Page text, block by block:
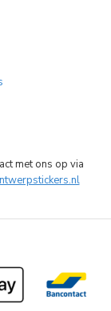
met ons op via